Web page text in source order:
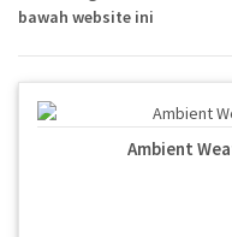
bawah website ini
Ambient